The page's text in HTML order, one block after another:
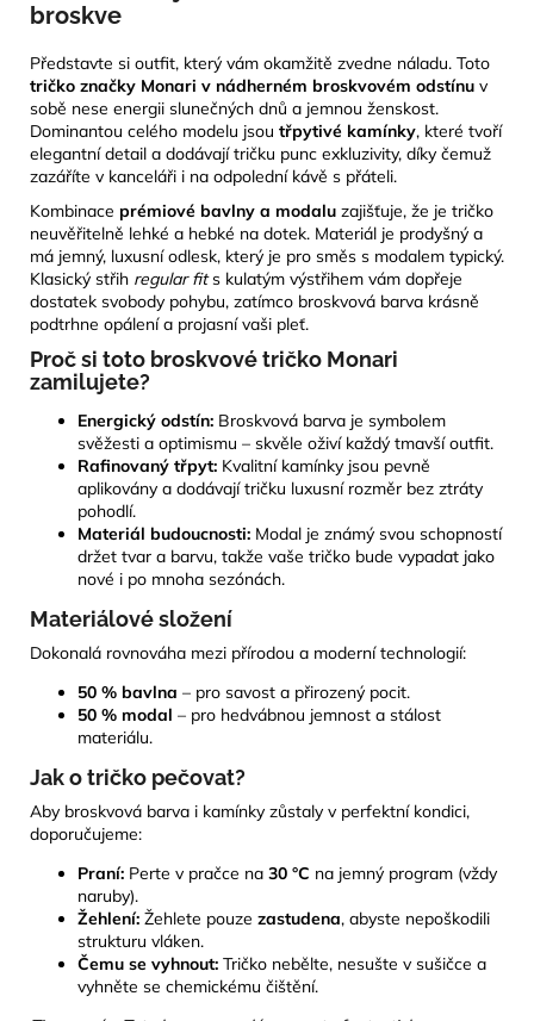
broskve
Představte si outfit, který vám okamžitě zvedne náladu. Toto
tričko značky Monari v nádherném broskvovém odstínu v
sobě nese energii slunečných dnů a jemnou ženskost.
Dominantou celého modelu jsou třpytivé kamínky, které tvoří
elegantní detail a dodávají tričku punc exkluzivity, díky čemuž
zazáříte v kanceláři i na odpolední kávě s přáteli.
Kombinace prémiové bavlny a modalu zajišťuje, že je tričko
neuvěřitelně lehké a hebké na dotek. Materiál je prodyšný a
má jemný, luxusní odlesk, který je pro směs s modalem typický.
Klasický střih regular fits kulatým výstřihem vám dopřeje
dostatek svobody pohybu, zatímco broskvová barva krásně
podtrhne opálení a projasní vaši pleť.
Proč si toto broskvové tričko Monari
zamilujete?
Energický odstín: Broskvová barva je symbolem
svěžesti a optimismu – skvěle oživí každý tmavší outfit.
Rafinovaný třpyt: Kvalitní kamínky jsou pevně
aplikovány a dodávají tričku luxusní rozměr bez ztráty
pohodlí.
Materiál budoucnosti: Modal je známý svou schopností
držet tvar a barvu, takže vaše tričko bude vypadat jako
nové i po mnoha sezónách.
Materiálové složení
Dokonalá rovnováha mezi přírodou a moderní technologií:
50 % bavlna – pro savost a přirozený pocit.
50 % modal – pro hedvábnou jemnost a stálost
materiálu.
Jak o tričko pečovat?
Aby broskvová barva i kamínky zůstaly v perfektní kondici,
doporučujeme:
Praní: Perte v pračce na 30 °C na jemný program (vždy
naruby).
Žehlení: Žehlete pouze zastudena, abyste nepoškodili
strukturu vláken.
Čemu se vyhnout: Tričko nebělte, nesušte v sušičce a
vyhněte se chemickému čištění.